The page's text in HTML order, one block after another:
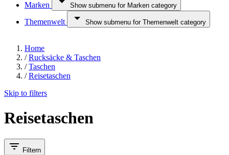
Marken Show submenu for Marken category
Themenwelt Show submenu for Themenwelt category
Home
/ Rucksäcke & Taschen
/ Taschen
/ Reisetaschen
Skip to filters
Reisetaschen
Filtern